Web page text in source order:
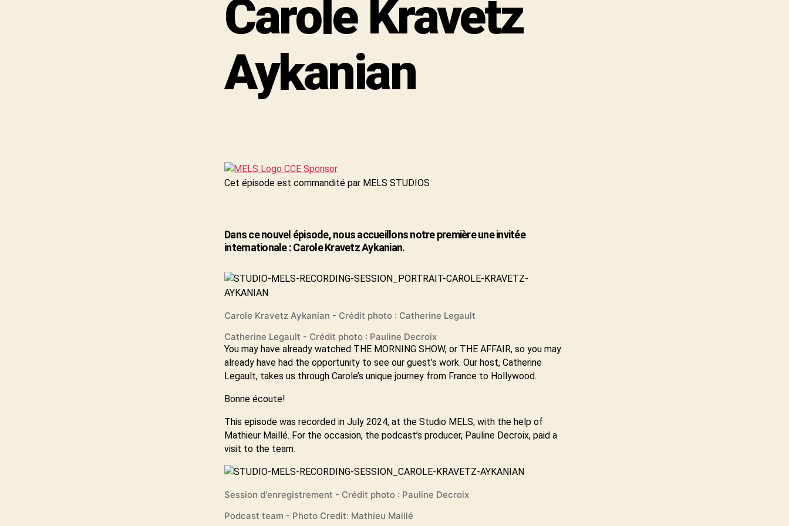
Carole Kravetz
Aykanian
Cet épisode est commandité par MELS STUDIOS
Dans ce nouvel épisode, nous accueillons notre première une invitée
internationale : Carole Kravetz Aykanian.
Carole Kravetz Aykanian - Crédit photo : Catherine Legault
Catherine Legault - Crédit photo : Pauline Decroix
You may have already watched THE MORNING SHOW, or THE AFFAIR, so you may
already have had the opportunity to see our guest’s work. Our host, Catherine
Legault, takes us through Carole’s unique journey from France to Hollywood.
Bonne écoute!
This episode was recorded in July 2024, at the Studio MELS, with the help of
Mathieur Maillé. For the occasion, the podcast’s producer, Pauline Decroix, paid a
visit to the team.
Session d'enregistrement - Crédit photo : Pauline Decroix
Podcast team - Photo Credit: Mathieu Maillé